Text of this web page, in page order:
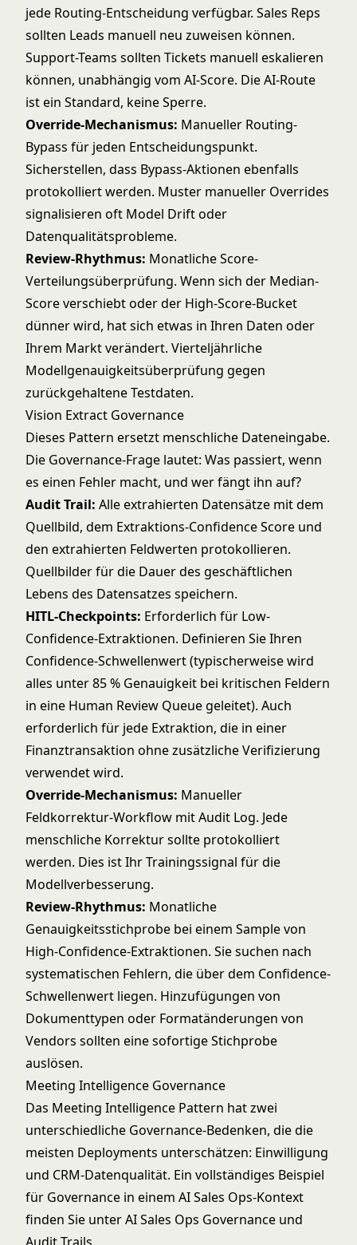
jede Routing-Entscheidung verfügbar. Sales Reps
sollten Leads manuell neu zuweisen können.
Support-Teams sollten Tickets manuell eskalieren
können, unabhängig vom AI-Score. Die AI-Route
ist ein Standard, keine Sperre.
Override-Mechanismus: Manueller Routing-
Bypass für jeden Entscheidungspunkt.
Sicherstellen, dass Bypass-Aktionen ebenfalls
protokolliert werden. Muster manueller Overrides
signalisieren oft Model Drift oder
Datenqualitätsprobleme.
Review-Rhythmus: Monatliche Score-
Verteilungsüberprüfung. Wenn sich der Median-
Score verschiebt oder der High-Score-Bucket
dünner wird, hat sich etwas in Ihren Daten oder
Ihrem Markt verändert. Vierteljährliche
Modellgenauigkeitsüberprüfung gegen
zurückgehaltene Testdaten.
Vision Extract Governance
Dieses Pattern ersetzt menschliche Dateneingabe.
Die Governance-Frage lautet: Was passiert, wenn
es einen Fehler macht, und wer fängt ihn auf?
Audit Trail: Alle extrahierten Datensätze mit dem
Quellbild, dem Extraktions-Confidence Score und
den extrahierten Feldwerten protokollieren.
Quellbilder für die Dauer des geschäftlichen
Lebens des Datensatzes speichern.
HITL-Checkpoints: Erforderlich für Low-
Confidence-Extraktionen. Definieren Sie Ihren
Confidence-Schwellenwert (typischerweise wird
alles unter 85 % Genauigkeit bei kritischen Feldern
in eine Human Review Queue geleitet). Auch
erforderlich für jede Extraktion, die in einer
Finanztransaktion ohne zusätzliche Verifizierung
verwendet wird.
Override-Mechanismus: Manueller
Feldkorrektur-Workflow mit Audit Log. Jede
menschliche Korrektur sollte protokolliert
werden. Dies ist Ihr Trainingssignal für die
Modellverbesserung.
Review-Rhythmus: Monatliche
Genauigkeitsstichprobe bei einem Sample von
High-Confidence-Extraktionen. Sie suchen nach
systematischen Fehlern, die über dem Confidence-
Schwellenwert liegen. Hinzufügungen von
Dokumenttypen oder Formatänderungen von
Vendors sollten eine sofortige Stichprobe
auslösen.
Meeting Intelligence Governance
Das Meeting Intelligence Pattern hat zwei
unterschiedliche Governance-Bedenken, die die
meisten Deployments unterschätzen: Einwilligung
und CRM-Datenqualität. Ein vollständiges Beispiel
für Governance in einem AI Sales Ops-Kontext
finden Sie unterAI Sales Ops Governance und